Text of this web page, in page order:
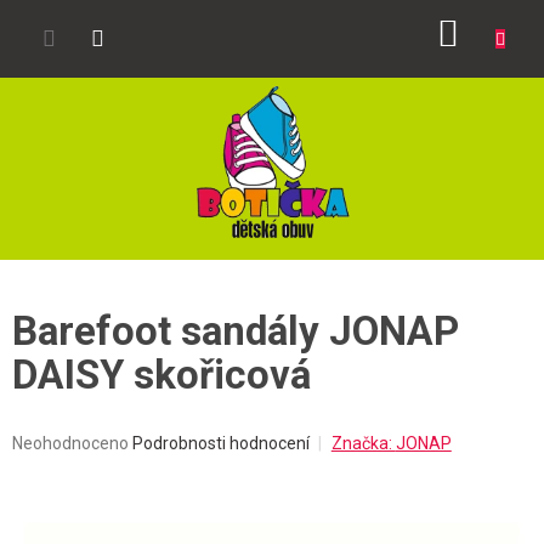
Barefoot sandály JONAP
DAISY skořicová
Průměrné
Neohodnoceno Podrobnosti hodnocení Značka: JONAP